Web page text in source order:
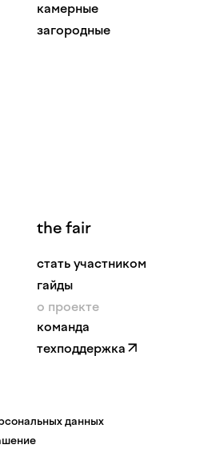
камерные
загородные
the fair
стать участником
гайды
о проекте
команда
техподдержка
данных